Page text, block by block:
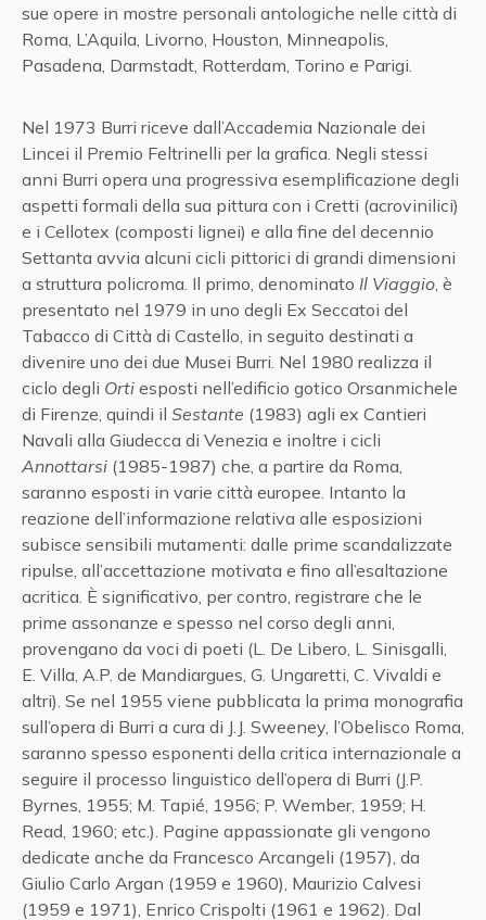
sue opere in mostre personali antologiche nelle città di
Roma, L’Aquila, Livorno, Houston, Minneapolis,
Pasadena, Darmstadt, Rotterdam, Torino e Parigi.
Nel 1973 Burri riceve dall’Accademia Nazionale dei
Lincei il Premio Feltrinelli per la grafica. Negli stessi
anni Burri opera una progressiva esemplificazione degli
aspetti formali della sua pittura con i Cretti (acrovinilici)
e i Cellotex (composti lignei) e alla fine del decennio
Settanta avvia alcuni cicli pittorici di grandi dimensioni
a struttura policroma. Il primo, denominato Il Viaggio , è
presentato nel 1979 in uno degli Ex Seccatoi del
Tabacco di Città di Castello, in seguito destinati a
divenire uno dei due Musei Burri. Nel 1980 realizza il
ciclo degli Orti esposti nell’edificio gotico Orsanmichele
di Firenze, quindi il Sestante (1983) agli ex Cantieri
Navali alla Giudecca di Venezia e inoltre i cicli
Annottarsi (1985-1987) che, a partire da Roma,
saranno esposti in varie città europee. Intanto la
reazione dell’informazione relativa alle esposizioni
subisce sensibili mutamenti: dalle prime scandalizzate
ripulse, all’accettazione motivata e fino all’esaltazione
acritica. È significativo, per contro, registrare che le
prime assonanze e spesso nel corso degli anni,
provengano da voci di poeti (L. De Libero, L. Sinisgalli,
E. Villa, A.P. de Mandiargues, G. Ungaretti, C. Vivaldi e
altri). Se nel 1955 viene pubblicata la prima monografia
sull’opera di Burri a cura di J.J. Sweeney, l’Obelisco Roma,
saranno spesso esponenti della critica internazionale a
seguire il processo linguistico dell’opera di Burri (J.P.
Byrnes, 1955; M. Tapié, 1956; P. Wember, 1959; H.
Read, 1960; etc.). Pagine appassionate gli vengono
dedicate anche da Francesco Arcangeli (1957), da
Giulio Carlo Argan (1959 e 1960), Maurizio Calvesi
(1959 e 1971), Enrico Crispolti (1961 e 1962). Dal